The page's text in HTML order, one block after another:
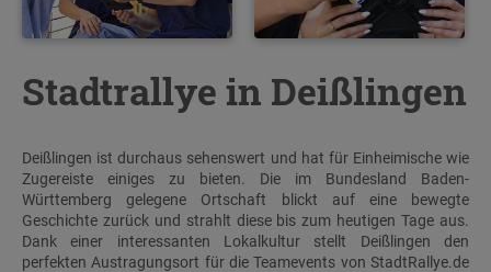
Stadtrallye in Deißlingen
Deißlingen ist durchaus sehenswert und hat für Einheimische wie
Zugereiste einiges zu bieten. Die im Bundesland Baden-
Württemberg gelegene Ortschaft blickt auf eine bewegte
Geschichte zurück und strahlt diese bis zum heutigen Tage aus.
Dank einer interessanten Lokalkultur stellt Deißlingen den
perfekten Austragungsort für die Teamevents von StadtRallye.de